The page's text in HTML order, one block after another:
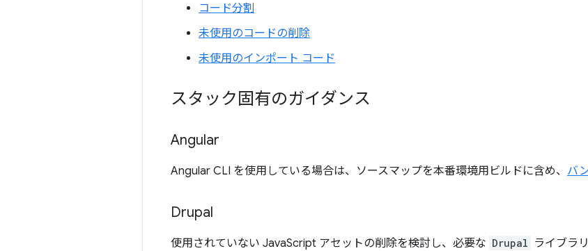
コード分割
未使用のコードの削除
未使用のインポート コード
スタック固有のガイダンス
Angular
Angular CLI を使用している場合は、ソースマップを本番環境用ビルドに含め、 バ
Drupal
使用されていない JavaScript アセットの削除を検討し、必要な Drupal ライブラ